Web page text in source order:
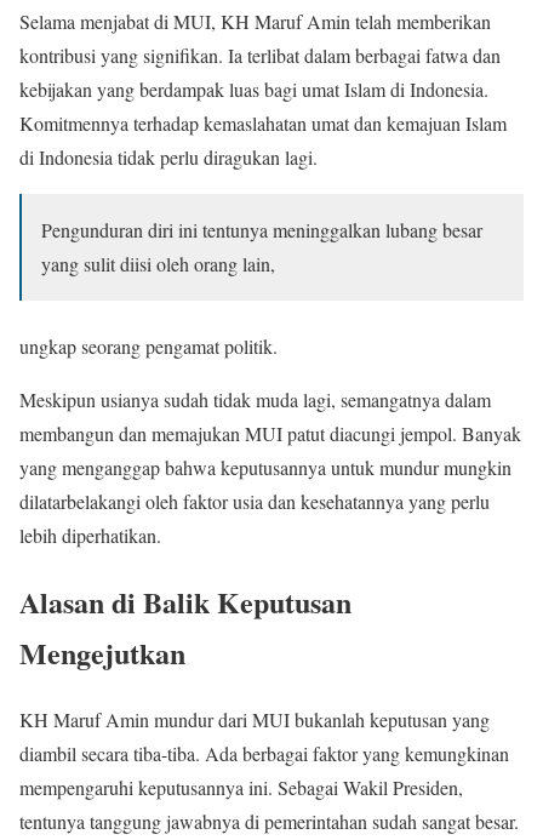
Selama menjabat di MUI, KH Maruf Amin telah memberikan
kontribusi yang signifikan. Ia terlibat dalam berbagai fatwa dan
kebijakan yang berdampak luas bagi umat Islam di Indonesia.
Komitmennya terhadap kemaslahatan umat dan kemajuan Islam
di Indonesia tidak perlu diragukan lagi.
Pengunduran diri ini tentunya meninggalkan lubang besar
yang sulit diisi oleh orang lain,
ungkap seorang pengamat politik.
Meskipun usianya sudah tidak muda lagi, semangatnya dalam
membangun dan memajukan MUI patut diacungi jempol. Banyak
yang menganggap bahwa keputusannya untuk mundur mungkin
dilatarbelakangi oleh faktor usia dan kesehatannya yang perlu
lebih diperhatikan.
Alasan di Balik Keputusan
Mengejutkan
KH Maruf Amin mundur dari MUI bukanlah keputusan yang
diambil secara tiba-tiba. Ada berbagai faktor yang kemungkinan
mempengaruhi keputusannya ini. Sebagai Wakil Presiden,
tentunya tanggung jawabnya di pemerintahan sudah sangat besar.